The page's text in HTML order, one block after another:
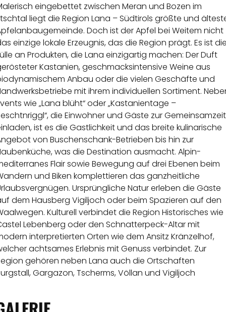
eingebettet zwischen Meran und Bozen im
liegt die Region Lana – Südtirols größte und
Doch ist der Apfel bei Weitem nicht
einzige lokale Erzeugnis, das die Region prägt. Es ist
an Produkten, die Lana einzigartig machen: Der Duft
Kastanien, geschmacksintensive Weine aus
Anbau oder die vielen Geschäfte und
mit ihrem individuellen Sortiment.
wie „Lana blüht“ oder „Kastanientage –
die Einwohner und Gäste zur Gemeinsamzeit
ist es die Gastlichkeit und das breite kulinarische
von Buschenschank-Betrieben bis hin zur
was die Destination ausmacht. Alpin-
Flair sowie Bewegung auf drei Ebenen beim
und Biken komplettieren das ganzheitliche
Ursprüngliche Natur erleben die Gäste
dem Hausberg Vigiljoch oder beim Spazieren auf den
Kulturell verbindet die Region Historisches wie
Lebenberg oder den Schnatterpeck-Altar mit
interpretierten Orten wie dem Ansitz Kränzelhof,
achtsames Erlebnis mit Genuss verbindet. Zur
gehören neben Lana auch die Ortschaften
Gargazon, Tscherms, Völlan und Vigiljoch